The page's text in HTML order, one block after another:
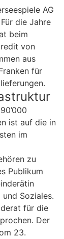
AG
die Jahre
beim
von
aus
für
ist auf die in
im
zu
Publikum
Soziales.
für die
Der
23.